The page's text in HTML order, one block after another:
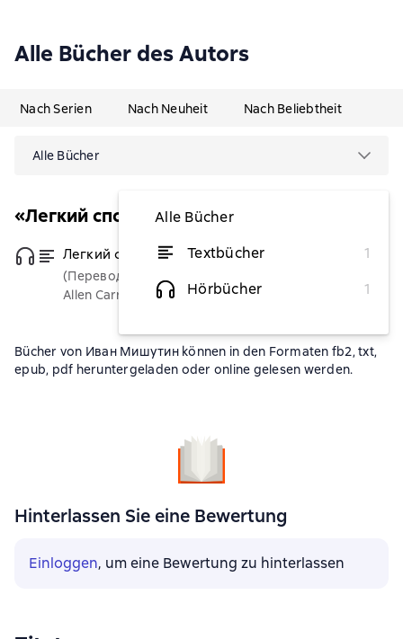
Alle Bücher des Autors
Nach Serien Nach Neuheit Nach Beliebtheit
Alle Bücher
Alle Bücher
Textbücher
1
Hörbücher
1
«Легкий способ» Аллена Карра
Легкий способ жить осознанно
(Переводчик)
Allen Carr
von 5,79 €
Bücher von Иван Мишутин können in den Formaten fb2, txt,
epub, pdf heruntergeladen oder online gelesen werden.
Hinterlassen Sie eine Bewertung
Einloggen, um eine Bewertung zu hinterlassen